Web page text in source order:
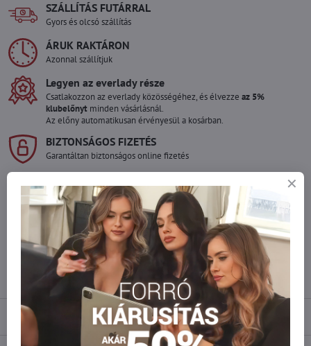
SZÁLLÍTÁS FUTÁRRAL
Gyors és olcsó szállítás
ÁRUK RAKTÁRON
Azonnal szállítjuk
Legyen az everlady része
Csatlakozzon az everlady közösségéhez, és élvezze az 5%
klubelőnyt minden vásárlásnál.
Az előny automatikusan érvényesül a kosárban.
BIZTONSÁGOS FIZETÉS
Garantáltan biztonságos online fizetés
Szeretne több terméket rendelni mint
amennyi raktáron van?
Ne habozzon kapcsolatba lépni velünk, raktárra szállítjuk az árut!
info​@everlady​.eu
Leírás